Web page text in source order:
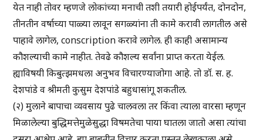
येत नाही तोवर म्हणजे लोकांच्या मनाची तशी तयारी होईपर्यंत, दोनदोन,
तीनतीन वर्षाच्या पाळ्या लावून सगळ्यांना ती कामे करावी लागतील असे
पाहावे लागेल, conscription करावे लागेल. ही काही असामान्य
कौशल्याची कामे नाहीत. तेवढे कौशल्य सर्वांना प्राप्त करता येईल.
ह्याविषयी किबुत्झमधला अनुभव विचारण्याजोगा आहे. तो डॉ. स. ह.
देशपांडे व श्रीमती कुसुम देशपांडे बहुधासांगू शकतील.
(२) मुलाने बापाचा व्यवसाय पुढे चालवला तर किंवा त्याला वारसा म्हणून
मिळालेल्या बुद्धिमत्तेमुळेसुद्धा विषमतेचा पाया घातला जातो असा त्यांचा